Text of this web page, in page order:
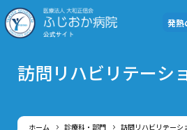
発熱
訪問リハビリテーシ
ホーム 診療科・部門 訪問リハビリテーシ